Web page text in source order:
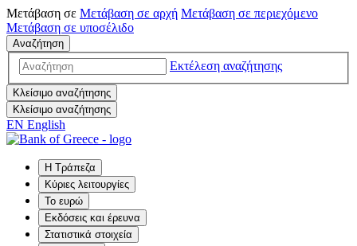
Μετάβαση σε Μετάβαση σε αρχή Μετάβαση σε περιεχόμενο
Μετάβαση σε υποσέλιδο
Αναζήτηση
Εκτέλεση αναζήτησης
Κλείσιμο αναζήτησης
Κλείσιμο αναζήτησης
EN English
Η Τράπεζα
Κύριες λειτουργίες
Το ευρώ
Εκδόσεις και έρευνα
Στατιστικά στοιχεία